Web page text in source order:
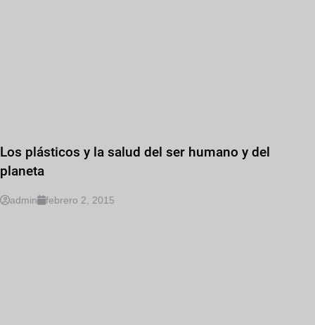
Los plásticos y la salud del ser humano y del
planeta
admin febrero 2, 2015